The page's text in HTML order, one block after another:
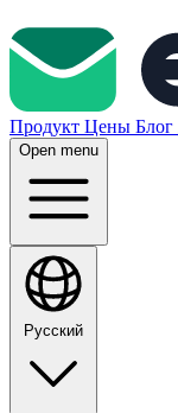
Продукт Цены Блог
Open menu
Русский